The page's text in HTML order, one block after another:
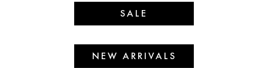
SALE
NEW ARRIVALS